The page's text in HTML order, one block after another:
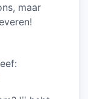
maar